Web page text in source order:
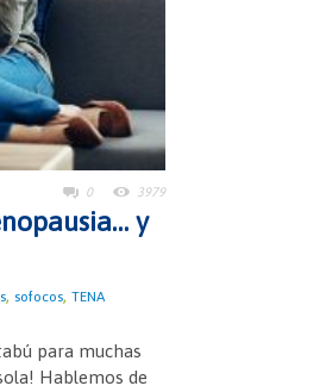
0 3979
y
, sofocos, TENA
para muchas
Hablemos de